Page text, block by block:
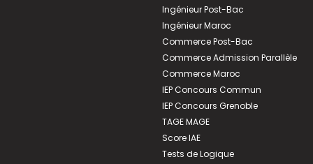
Ingénieur Post-Bac
Ingénieur Maroc
Commerce Post-Bac
Commerce Admission Parallèle
Commerce Maroc
IEP Concours Commun
IEP Concours Grenoble
TAGE MAGE
Score IAE
Tests de Logique